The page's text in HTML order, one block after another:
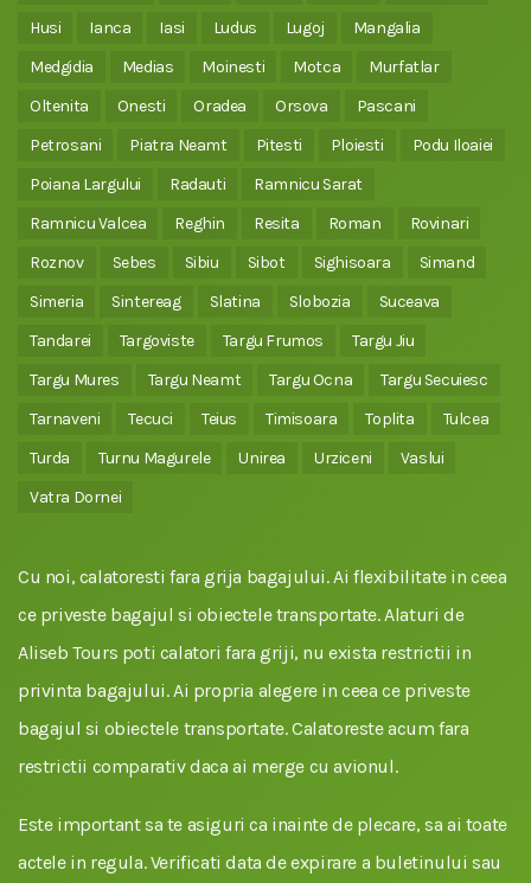
Husi
Ianca Iasi Ludus Lugoj
Mangalia
Medgidia
Medias Moinesti Motca
Murfatlar
Oltenita
Onesti Oradea Orsova
Pascani
Petrosani
Piatra Neamt Pitesti Ploiesti
Podu Iloaiei
Poiana Largului
Radauti
Ramnicu Sarat
Ramnicu Valcea
Reghin Resita Roman
Rovinari
Roznov
Sebes Sibiu Sibot Sighisoara
Simand
Simeria
Sintereag Slatina Slobozia
Suceava
Tandarei
Targoviste Targu Frumos
Targu Jiu
Targu Mures
Targu Neamt Targu Ocna
Targu Secuiesc
Tarnaveni
Tecuci Teius Timisoara Toplita
Tulcea
Turda
Turnu Magurele Unirea Urziceni
Vaslui
Vatra Dornei
Cu noi, calatoresti fara grija bagajului. Ai flexibilitate in ceea
ce priveste bagajul si obiectele transportate. Alaturi de
Aliseb Tours poti calatori fara griji, nu exista restrictii in
privinta bagajului. Ai propria alegere in ceea ce priveste
bagajul si obiectele transportate. Calatoreste acum fara
restrictii comparativ daca ai merge cu avionul.
Este important sa te asiguri ca inainte de plecare, sa ai toate
actele in regula. Verificati data de expirare a buletinului sau